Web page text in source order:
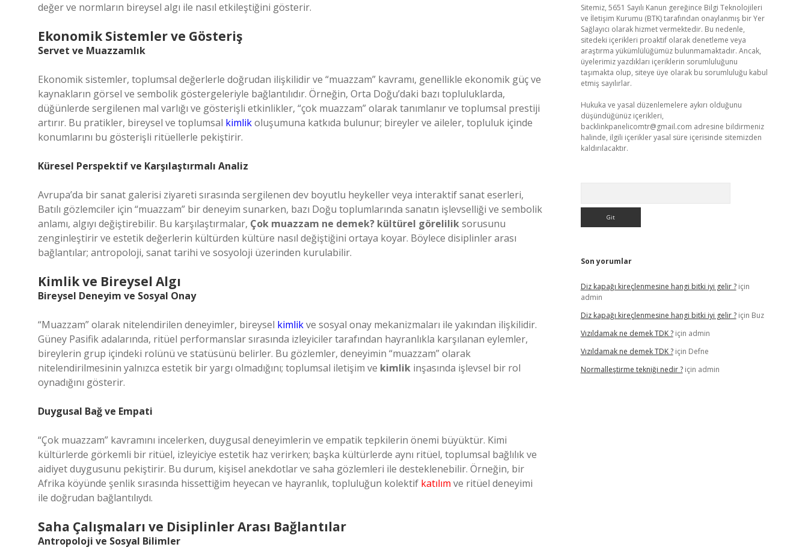
değer ve normların bireysel algı ile nasıl etkileştiğini gösterir.
Ekonomik Sistemler ve Gösteriş
Servet ve Muazzamlık
Ekonomik sistemler, toplumsal değerlerle doğrudan ilişkilidir ve “muazzam” kavramı, genellikle ekonomik güç ve
kaynakların görsel ve sembolik göstergeleriyle bağlantılıdır. Örneğin, Orta Doğu’daki bazı topluluklarda,
düğünlerde sergilenen mal varlığı ve gösterişli etkinlikler, “çok muazzam” olarak tanımlanır ve toplumsal prestiji
artırır. Bu pratikler, bireysel ve toplumsal kimlikoluşumuna katkıda bulunur; bireyler ve aileler, topluluk içinde
konumlarını bu gösterişli ritüellerle pekiştirir.
Küresel Perspektif ve Karşılaştırmalı Analiz
Avrupa’da bir sanat galerisi ziyareti sırasında sergilenen dev boyutlu heykeller veya interaktif sanat eserleri,
Batılı gözlemciler için “muazzam” bir deneyim sunarken, bazı Doğu toplumlarında sanatın işlevselliği ve sembolik
anlamı, algıyı değiştirebilir. Bu karşılaştırmalar, Çok muazzam ne demek? kültürel göreliliksorusunu
zenginleştirir ve estetik değerlerin kültürden kültüre nasıl değiştiğini ortaya koyar. Böylece disiplinler arası
bağlantılar; antropoloji, sanat tarihi ve sosyoloji üzerinden kurulabilir.
Kimlik ve Bireysel Algı
Bireysel Deneyim ve Sosyal Onay
“Muazzam” olarak nitelendirilen deneyimler, bireysel kimlikve sosyal onay mekanizmaları ile yakından ilişkilidir.
Güney Pasifik adalarında, ritüel performanslar sırasında izleyiciler tarafından hayranlıkla karşılanan eylemler,
bireylerin grup içindeki rolünü ve statüsünü belirler. Bu gözlemler, deneyimin “muazzam” olarak
nitelendirilmesinin yalnızca estetik bir yargı olmadığını; toplumsal iletişim ve kimlik inşasında işlevsel bir rol
oynadığını gösterir.
Duygusal Bağ ve Empati
“Çok muazzam” kavramını incelerken, duygusal deneyimlerin ve empatik tepkilerin önemi büyüktür. Kimi
kültürlerde görkemli bir ritüel, izleyiciye estetik haz verirken; başka kültürlerde aynı ritüel, toplumsal bağlılık ve
aidiyet duygusunu pekiştirir. Bu durum, kişisel anekdotlar ve saha gözlemleri ile desteklenebilir. Örneğin, bir
Afrika köyünde şenlik sırasında hissettiğim heyecan ve hayranlık, topluluğun kolektif katılım ve ritüel deneyimi
ile doğrudan bağlantılıydı.
Saha Çalışmaları ve Disiplinler Arası Bağlantılar
Antropoloji ve Sosyal Bilimler
Sitemiz, 5651 Sayılı Kanun gereğince Bilgi Teknolojileri
ve İletişim Kurumu (BTK) tarafından onaylanmış bir Yer
Sağlayıcı olarak hizmet vermektedir. Bu nedenle,
sitedeki içerikleri proaktif olarak denetleme veya
araştırma yükümlülüğümüz bulunmamaktadır. Ancak,
üyelerimiz yazdıkları içeriklerin sorumluluğunu
taşımakta olup, siteye üye olarak bu sorumluluğu kabul
etmiş sayılırlar.
Hukuka ve yasal düzenlemelere aykırı olduğunu
düşündüğünüz içerikleri,
backlinkpanelicomtr@gmail.com adresine bildirmeniz
halinde, ilgili içerikler yasal süre içerisinde sitemizden
kaldırılacaktır.
Son yorumlar
Diz kapağı kireçlenmesine hangi bitki iyi gelir ?için
admin
Diz kapağı kireçlenmesine hangi bitki iyi gelir ?için Buz
Vızıldamak ne demek TDK ?için admin
Vızıldamak ne demek TDK ?için Defne
Normalleştirme tekniği nedir ?için admin